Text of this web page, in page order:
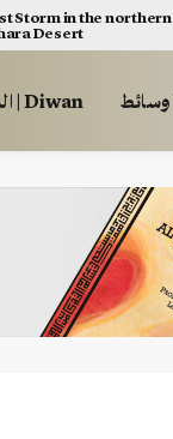
Storm in the northern
Desert
الديوان | Diwan